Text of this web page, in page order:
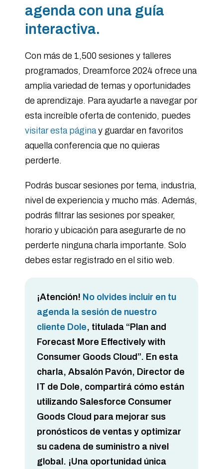
agenda con una guía
interactiva.
Con más de 1,500 sesiones y talleres
programados, Dreamforce 2024 ofrece una
amplia variedad de temas y oportunidades
de aprendizaje. Para ayudarte a navegar por
esta increíble oferta de contenido, puedes
visitar esta páginay guardar en favoritos
aquella conferencia que no quieras
perderte.
Podrás buscar sesiones por tema, industria,
nivel de experiencia y mucho más. Además,
podrás filtrar las sesiones por speaker,
horario y ubicación para asegurarte de no
perderte ninguna charla importante. Solo
debes estar registrado en el sitio web.
¡Atención! No olvides incluir en tu
agenda la sesión de nuestro
cliente Dole, titulada “Plan and
Forecast More Effectively with
Consumer Goods Cloud”. En esta
charla, Absalón Pavón, Director de
IT de Dole, compartirá cómo están
utilizando Salesforce Consumer
Goods Cloud para mejorar sus
pronósticos de ventas y optimizar
su cadena de suministro a nivel
global. ¡Una oportunidad única